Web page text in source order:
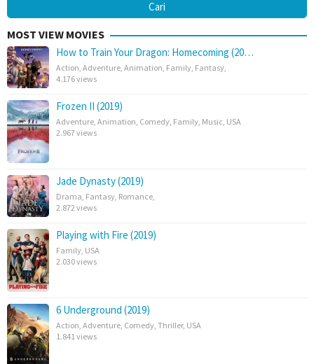
MOST VIEW MOVIES
How to Train Your Dragon: Homecoming (20…
Action, Adventure, Animation, Family, Fantasy,
4.176 views
Frozen II (2019)
Adventure, Animation, Comedy, Family, Music, USA
2.967 views
Jade Dynasty (2019)
Drama, Fantasy, Romance,
2.872 views
Playing with Fire (2019)
Family, USA
2.030 views
6 Underground (2019)
Action, Adventure, Comedy, Thriller, USA
1.841 views